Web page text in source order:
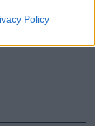
Policy
626: Η